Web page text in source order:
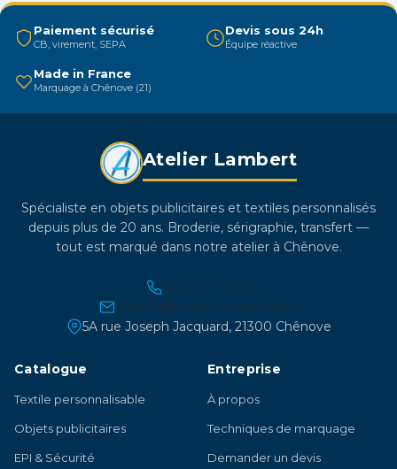
être
choisies
page
produit
Paiement sécurisé
CB, virement, SEPA
Devis sous 24h
Équipe réactive
Made in France
Marquage à Chênove (21)
Atelier Lambert
Spécialiste en objets publicitaires et textiles personnalisés
depuis plus de 20 ans. Broderie, sérigraphie, transfert —
tout est marqué dans notre atelier à Chênove.
03 45 21 30 86
contact@atelier-lambert.com
5A rue Joseph Jacquard, 21300 Chênove
Catalogue
Textile personnalisable
Objets publicitaires
EPI & Sécurité
Entreprise
À propos
Techniques de marquage
Demander un devis